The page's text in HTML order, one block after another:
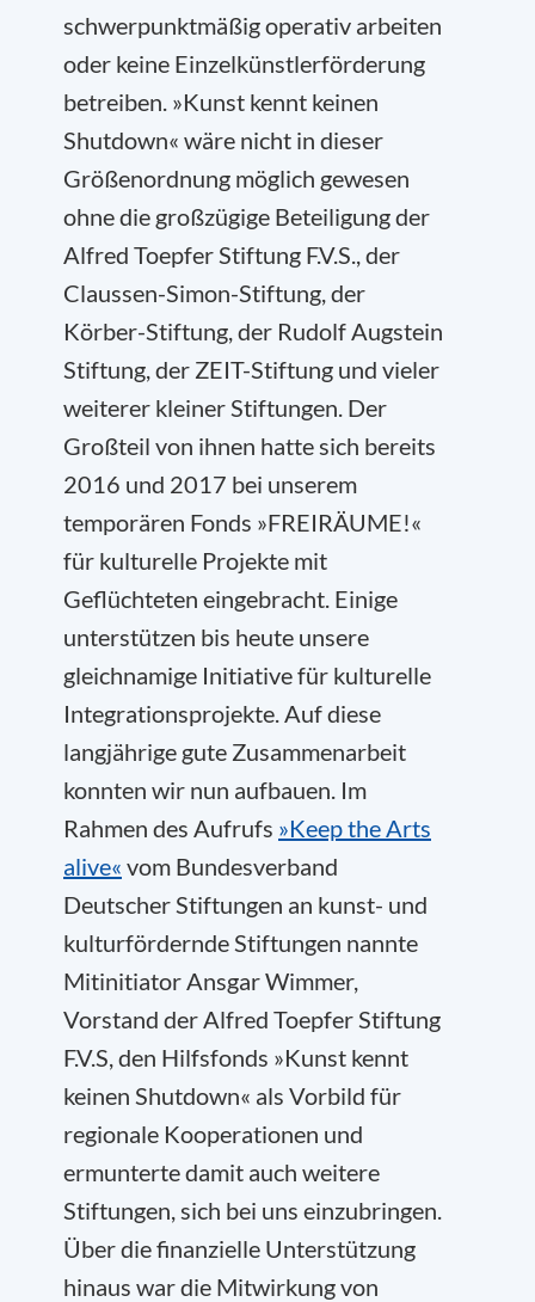
schwerpunktmäßig operativ arbeiten
oder keine Einzelkünstlerförderung
betreiben. »Kunst kennt keinen
Shutdown« wäre nicht in dieser
Größenordnung möglich gewesen
ohne die großzügige Beteiligung der
Alfred Toepfer Stiftung F.V.S., der
Claussen-Simon-Stiftung, der
Körber-Stiftung, der Rudolf Augstein
Stiftung, der ZEIT-Stiftung und vieler
weiterer kleiner Stiftungen. Der
Großteil von ihnen hatte sich bereits
2016 und 2017 bei unserem
temporären Fonds »FREIRÄUME!«
für kulturelle Projekte mit
Geflüchteten eingebracht. Einige
unterstützen bis heute unsere
gleichnamige Initiative für kulturelle
Integrationsprojekte. Auf diese
langjährige gute Zusammenarbeit
konnten wir nun aufbauen. Im
Rahmen des Aufrufs »Keep the Arts
alive« vom Bundesverband
Deutscher Stiftungen an kunst- und
kulturfördernde Stiftungen nannte
Mitinitiator Ansgar Wimmer,
Vorstand der Alfred Toepfer Stiftung
F.V.S, den Hilfsfonds »Kunst kennt
keinen Shutdown« als Vorbild für
regionale Kooperationen und
ermunterte damit auch weitere
Stiftungen, sich bei uns einzubringen.
Über die finanzielle Unterstützung
hinaus war die Mitwirkung von